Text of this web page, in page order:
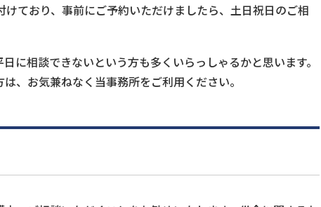
ており、事前にご予約いただけましたら、土日祝日のご相
に相談できないという方も多くいらっしゃるかと思います。
、お気兼ねなく当事務所をご利用ください。